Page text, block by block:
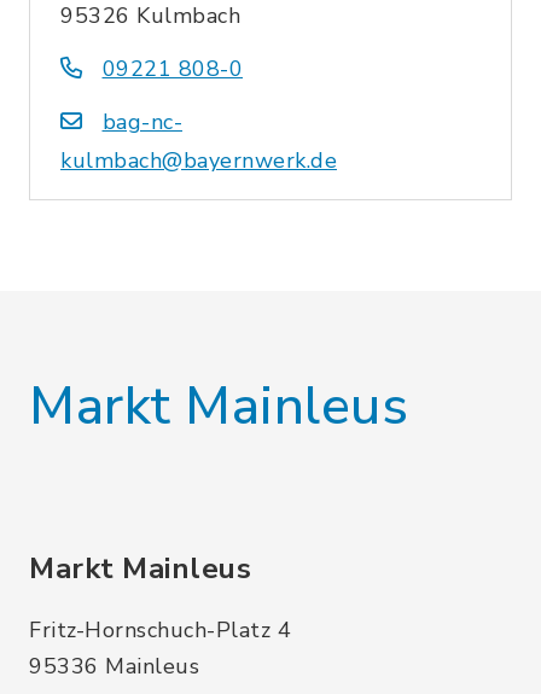
95326 Kulmbach
09221 808-0
bag-nc-
kulmbach@bayernwerk.de
Markt Mainleus
Markt Mainleus
Fritz-Hornschuch-Platz 4
95336 Mainleus